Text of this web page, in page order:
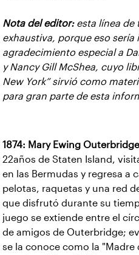
Nota del editor:esta línea de
exhaustiva, porque eso sería
agradecimiento especial a
y Nancy Gill McShea, cuyo
New York” sirvió como
para gran parte de esta
1874: Mary Ewing Outerbridge
22años de Staten Island,
en las Bermudas y regresa a
pelotas, raquetas y una red
que disfrutó durante su
juego se extiende entre el
de amigos de Outerbridge;
se la conoce como la "Madre